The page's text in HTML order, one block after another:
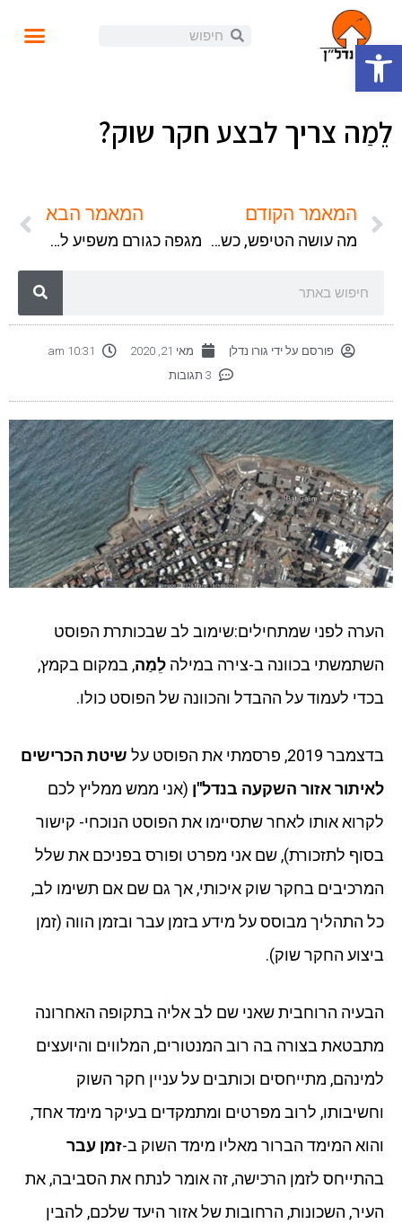
לֵמַה צריך לבצע חקר שוק?
המאמר הקודם
מה עושה הטיפש, כשהחכם מצביע על הירח?
המאמר הבא
מגפה כגורם משפיע לשינוי בתפיסת המציאות
פורסם על ידי גורו נדלן מאי 21, 2020
10:31 am
3 תגובות
הערה לפני שמתחילים:שימוב לב שבכותרת הפוסט
השתמשתי בכוונה ב-צירה במילה לֵמַה, במקום בקמץ,
בכדי לעמוד על ההבדל והכוונה של הפוסט כולו.
בדצמבר 2019, פרסמתי את הפוסט על
שיטת הכרישים
לאיתור אזור השקעה בנדל"ן (אני ממש ממליץ לכם
לקרוא אותו לאחר שתסיימו את הפוסט הנוכחי- קישור
בסוף לתזכורת), שם אני מפרט ופורס בפניכם את שלל
המרכיבים בחקר שוק איכותי, אך גם שם אם תשימו לב,
כל התהליך מבוסס על מידע בזמן עבר ובזמן הווה (זמן
ביצוע החקר שוק).
הבעיה הרוחבית שאני שם לב אליה בתקופה האחרונה
מתבטאת בצורה בה רוב המנטורים, המלווים והיועצים
למינהם, מתייחסים וכותבים על עניין חקר השוק
וחשיבותו, לרוב מפרטים ומתמקדים בעיקר מימד אחד,
והוא המימד הברור מאליו מימד השוק ב-זמן עבר
בהתייחס לזמן הרכישה, זה אומר לנתח את הסביבה, את
העיר, השכונות, הרחובות של אזור היעד שלכם, להבין
פתח סרגל נגישות